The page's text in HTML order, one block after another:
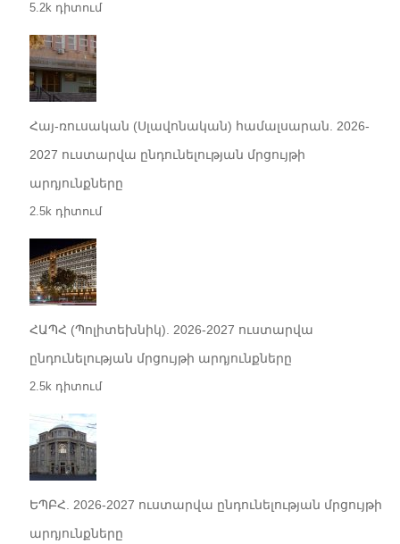
5.2k դիտում
Հայ-ռուսական (Սլավոնական) համալսարան. 2026-
2027 ուստարվա ընդունելության մրցույթի
արդյունքները
2.5k դիտում
ՀԱՊՀ (Պոլիտեխնիկ). 2026-2027 ուստարվա
ընդունելության մրցույթի արդյունքները
2.5k դիտում
ԵՊԲՀ. 2026-2027 ուստարվա ընդունելության մրցույթի
արդյունքները